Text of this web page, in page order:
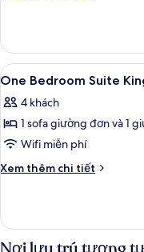
With
Sofabed
One
Bedroom
Suite
With
Sofabed
Xem
tất
cả
ảnh
One
Bedroom
With
Sofabed
7
One Bedroom Suite
4 khách
1 sofa giường đơn và 1
Wifi miễn phí
Xem thêm chi tiết
Chi
One
Bedroom